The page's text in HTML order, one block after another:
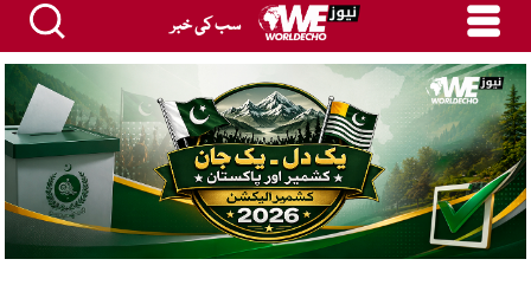
سب کی خبر